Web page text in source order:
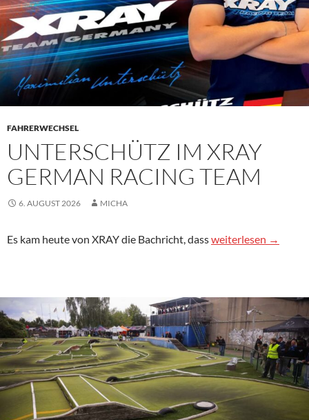
FAHRERWECHSEL
UNTERSCHÜTZ IM XRAY
GERMAN RACING TEAM
6. AUGUST 2026 MICHA
Es kam heute von XRAY die Bachricht, dassUnterschütz im
weiterlesen →